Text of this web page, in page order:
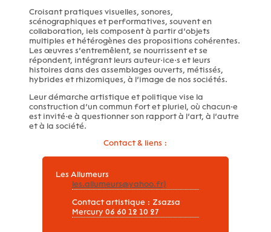
Croisant pratiques visuelles, sonores,
scénographiques et performatives, souvent en
collaboration, iels composent à partir d’objets
multiples et hétérogènes des propositions cohérentes.
Les œuvres s’entremêlent, se nourrissent et se
répondent, intégrant leurs auteur·ice·s et leurs
histoires dans des assemblages ouverts, métissés,
hybrides et rhizomiques, à l’image de nos sociétés.
Leur démarche artistique et politique vise la
construction d’un commun fort et pluriel, où chacun·e
est invité·e à questionner son rapport à l’art, à l’autre
et à la société.
Contact & liens :
Les Allumeurs
les.allumeurs@yahoo.fr)
Contact artistique : Zsazsa
Mercury 06 60 12 10 27